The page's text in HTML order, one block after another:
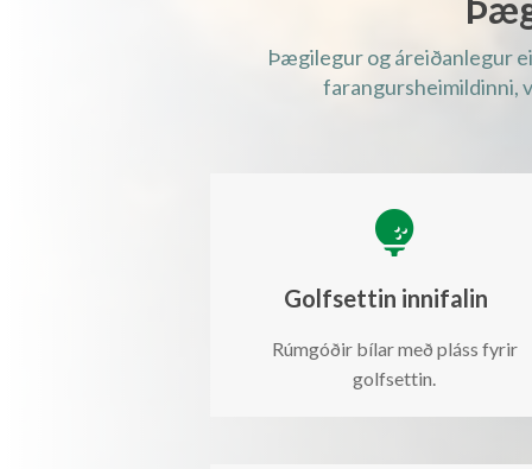
Þægilegur og áreiðanlegur
farangursheimildinni,

Golfsettin innifalin
Rúmgóðir bílar með pláss fyrir
golfsettin.